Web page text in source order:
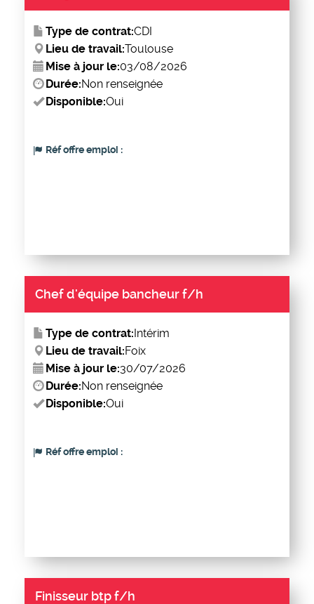
Type de contrat:CDI
Lieu de travail:Toulouse
Mise à jour le:03/08/2026
Durée:Non renseignée
Disponible:Oui
Réf offre emploi :
Chef d'équipe bancheur f/h
Type de contrat:Intérim
Lieu de travail:Foix
Mise à jour le:30/07/2026
Durée:Non renseignée
Disponible:Oui
Réf offre emploi :
Finisseur btp f/h